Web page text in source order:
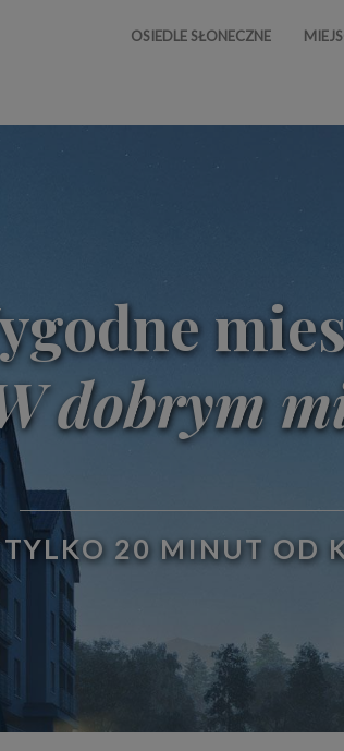
OSIEDLE SŁONECZNE
dobrym
TYLKO 20 MINUT OD